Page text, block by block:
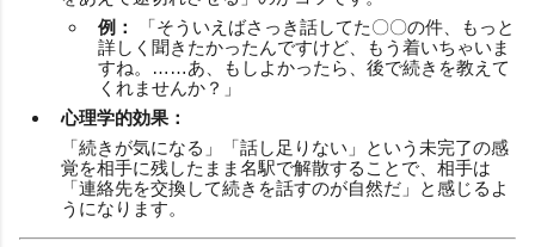
例：
「そういえばさっき話してた〇〇の件、もっと
詳しく聞きたかったんですけど、もう着いちゃいま
すね。……あ、もしよかったら、後で続きを教えて
くれませんか？」
心理学的効果：
「続きが気になる」「話し足りない」という未完了の感
覚を相手に残したまま名駅で解散することで、相手は
「連絡先を交換して続きを話すのが自然だ」と感じるよ
うになります。